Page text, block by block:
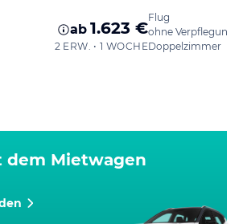
ab 1.623 €
2 ERW. • 1 WOCHE
Flug
ohne Verpflegung
Doppelzimmer
dem Mietwagen